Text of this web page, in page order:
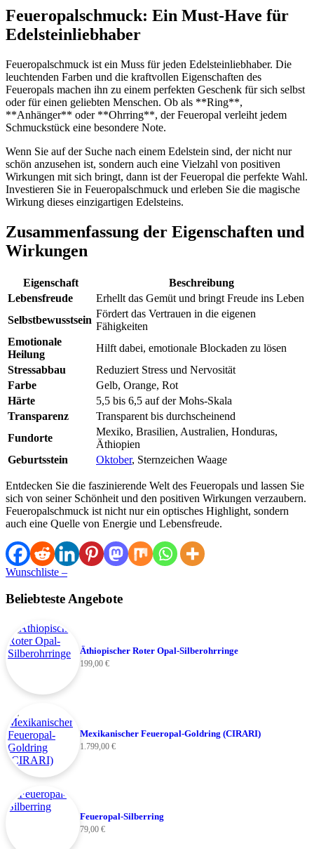
Feueropalschmuck: Ein Must-Have für
Edelsteinliebhaber
Feueropalschmuck ist ein Muss für jeden Edelsteinliebhaber. Die
leuchtenden Farben und die kraftvollen Eigenschaften des
Feueropals machen ihn zu einem perfekten Geschenk für sich selbst
oder für einen geliebten Menschen. Ob als **Ring**,
**Anhänger** oder **Ohrring**, der Feueropal verleiht jedem
Schmuckstück eine besondere Note.
Wenn Sie auf der Suche nach einem Edelstein sind, der nicht nur
schön anzusehen ist, sondern auch eine Vielzahl von positiven
Wirkungen mit sich bringt, dann ist der Feueropal die perfekte Wahl.
Investieren Sie in Feueropalschmuck und erleben Sie die magische
Wirkung dieses einzigartigen Edelsteins.
Zusammenfassung der Eigenschaften und
Wirkungen
Eigenschaft
Beschreibung
Lebensfreude
Erhellt das Gemüt und bringt Freude ins Leben
Selbstbewusstsein
Fördert das Vertrauen in die eigenen
Fähigkeiten
Emotionale
Heilung
Hilft dabei, emotionale Blockaden zu lösen
Stressabbau
Reduziert Stress und Nervosität
Farbe
Gelb, Orange, Rot
Härte
5,5 bis 6,5 auf der Mohs-Skala
Transparenz
Transparent bis durchscheinend
Fundorte
Mexiko, Brasilien, Australien, Honduras,
Äthiopien
Geburtsstein
Oktober, Sternzeichen Waage
Entdecken Sie die faszinierende Welt des Feueropals und lassen Sie
sich von seiner Schönheit und den positiven Wirkungen verzaubern.
Feueropalschmuck ist nicht nur ein optisches Highlight, sondern
auch eine Quelle von Energie und Lebensfreude.
Wunschliste –
Beliebteste Angebote
Äthiopischer Roter Opal-Silberohrringe
199,00 €
Mexikanischer Feueropal-Goldring (CIRARI)
1.799,00 €
Feueropal-Silberring
79,00 €